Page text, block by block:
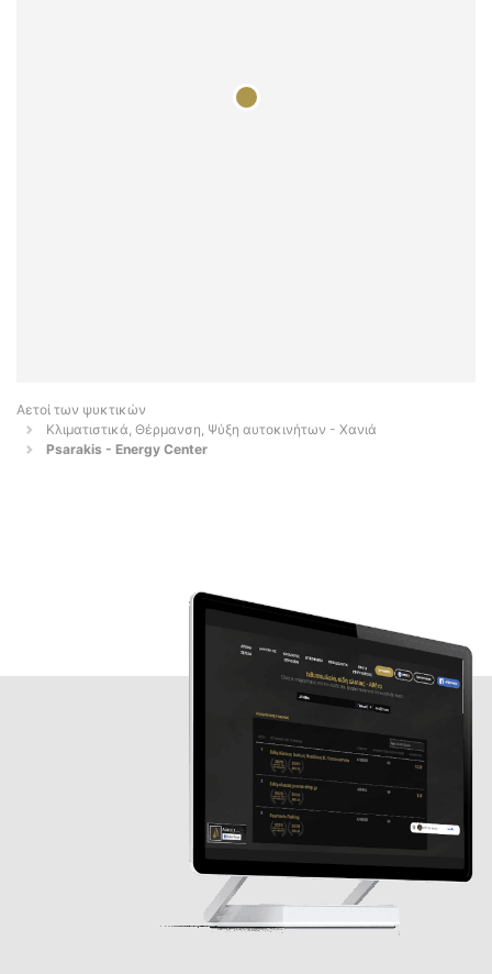
Αετοί των ψυκτικών
Κλιματιστικά, Θέρμανση, Ψύξη αυτοκινήτων - Χανιά
Psarakis - Energy Center